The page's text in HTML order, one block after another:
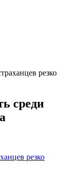
резко
среди